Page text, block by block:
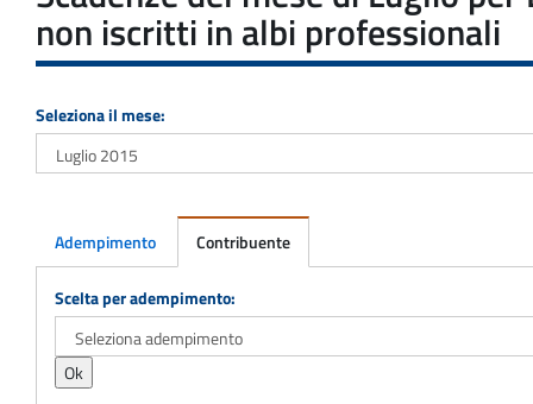
non iscritti in albi professionali
Seleziona il mese:
Adempimento Contribuente
Adempimento
Scelta per adempimento: